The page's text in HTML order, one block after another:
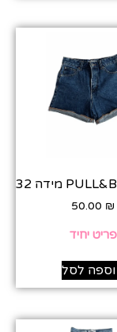
50.00 ₪
פריט יחיד
לסל